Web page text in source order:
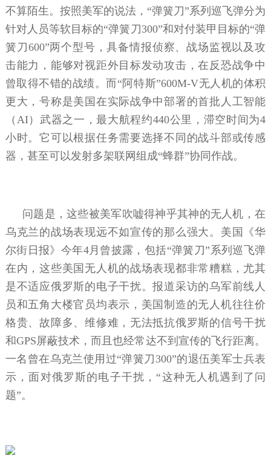
不算陌生。按照美军的说法，“弹簧刀”系列巡飞弹分为
针对人员等软目标的“弹簧刀300”和对付装甲目标的“弹
簧刀600”两个型号，具备情报侦察、战场监视以及攻
击能力，能够对视距外目标发动攻击，在反恐战争中
曾取得不错的战绩。而“阿特斯”600M-V无人机的体积
更大，号称是美国在实际战争中部署的首批人工智能
（AI）武器之一，最大航程约440公里，滞空时间为4
小时。它可以根据任务需要选择不同的战斗部或传感
器，甚至可以发射多架联网组成“蜂群”协同作战。
问题是，这些被美军吹嘘得神乎其神的无人机，在
乌克兰的战场表现远不如宣传的那么强大。美国《华
尔街日报》今年4月曾披露，包括“弹簧刀”系列巡飞弹
在内，这些美国无人机的战场表现都非常糟糕，尤其
是不适应俄罗斯的电子干扰。报道采访的乌军前线人
员和五角大楼官员均表示，美国制造的无人机往往价
格贵、故障多、维修难，无法抵抗俄罗斯的信号干扰
和GPS屏蔽技术，而且也经常达不到宣传的飞行距离。
一名曾在乌克兰使用过“弹簧刀300”的退伍美军士兵表
示，面对俄罗斯的电子干扰，“这种无人机遇到了问
题”。